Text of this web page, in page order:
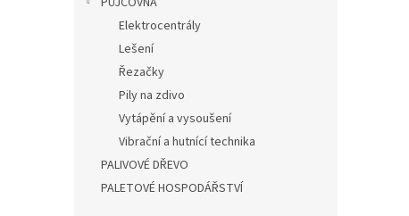
Elektrocentrály
Lešení
Řezačky
Pily na zdivo
Vytápění a vysoušení
Vibrační a hutnící technika
PALIVOVÉ DŘEVO
PALETOVÉ HOSPODÁŘSTVÍ